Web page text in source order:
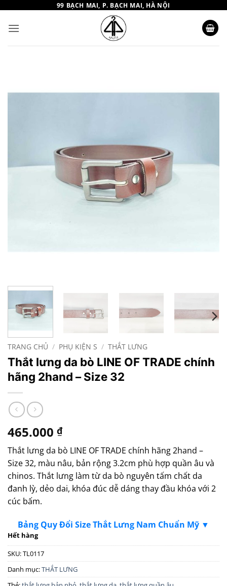
nội
dung
99 BẠCH MAI, P. BẠCH MAI, HÀ NỘI
TRANG CHỦ / PHỤ KIỆN S / THẮT LƯNG
Thắt lưng da bò LINE OF TRADE chính
hãng 2hand – Size 32
465.000 ₫
Thắt lưng da bò LINE OF TRADE chính hãng 2hand –
Size 32, màu nâu, bản rộng 3.2cm phù hợp quần âu và
chinos. Thắt lưng làm từ da bò nguyên tấm chất da
đanh lỳ, dẻo dai, khóa đúc dễ dáng thay đầu khóa với 2
cúc bấm.
Bảng Quy Đổi Size Thắt Lưng Nam Chuẩn Mỹ ▼
Hết hàng
SKU:TL0117
Danh mục:THẮT LƯNG